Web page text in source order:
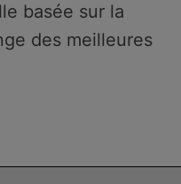
basée sur la
des meilleures